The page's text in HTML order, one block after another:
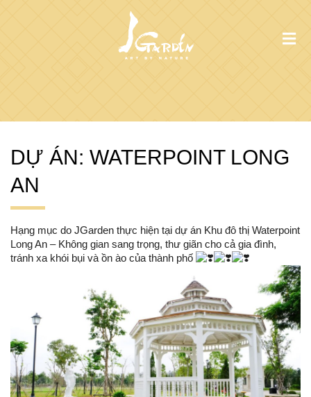
DỰ ÁN: WATERPOINT LONG
AN
Hạng mục do JGarden thực hiện tại dự án Khu đô thị Waterpoint
Long An – Không gian sang trọng, thư giãn cho cả gia đình,
tránh xa khói bụi và ồn ào của thành phố